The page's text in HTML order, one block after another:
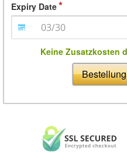
Expiry Date
Keine Zusatzkosten